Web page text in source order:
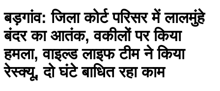
बड़गांव: जिला कोर्ट परिसर में लालमुंहे
बंदर का आतंक, वकीलों पर किया
हमला, वाइल्ड लाइफ टीम ने किया
रेस्क्यू, दो घंटे बाधित रहा काम